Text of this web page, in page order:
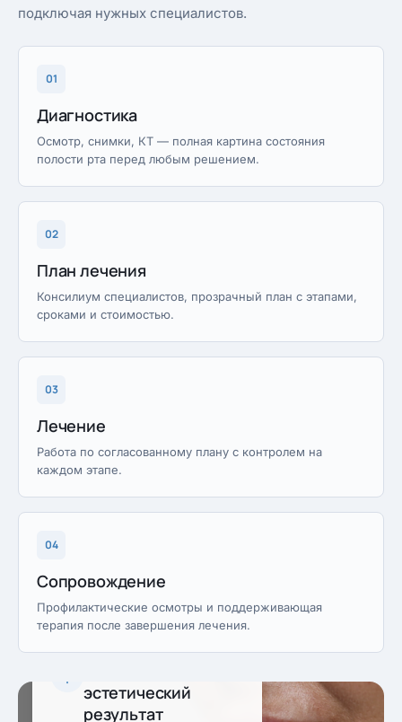
подключая нужных специалистов.
01
Диагностика
Осмотр, снимки, КТ — полная картина состояния
полости рта перед любым решением.
02
План лечения
Консилиум специалистов, прозрачный план с этапами,
сроками и стоимостью.
03
Лечение
Работа по согласованному плану с контролем на
каждом этапе.
04
Сопровождение
Профилактические осмотры и поддерживающая
терапия после завершения лечения.
эстетический
результат